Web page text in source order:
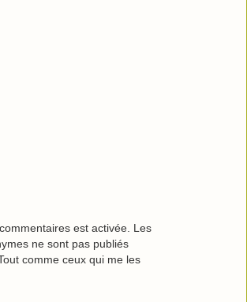
est activée. Les
ne sont pas publiés
comme ceux qui me les